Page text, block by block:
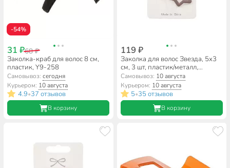
-54%
31 ₽68 ₽
Заколка-краб для волос 8 см,
пластик, Y9-258
Самовывоз:сегодня
Курьером: 10 августа
4.9•37 отзывов
В корзину
119 ₽
Заколка для волос Звезда, 5х3
см, 3 шт, пластик/металл,
A110006
Самовывоз: 10 августа
Курьером: 10 августа
5•35 отзывов
В корзину